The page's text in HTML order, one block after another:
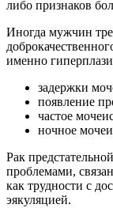
либо признаков
Иногда мужчин
именно
задержки
появление
частое
ночное
Рак
проблемами,
как трудности с
эякуляцией.